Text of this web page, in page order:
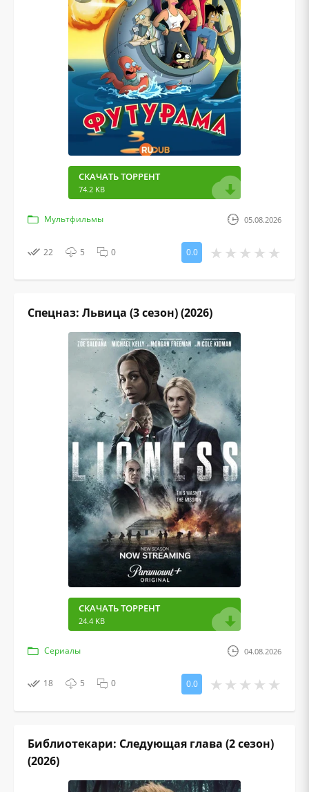
СКАЧАТЬ ТОРРЕНТ
74.2 KB
Мультфильмы 05.08.2026
22 5 0 0.0
Спецназ: Львица (3 сезон) (2026)
СКАЧАТЬ ТОРРЕНТ
24.4 KB
Сериалы 04.08.2026
18 5 0 0.0
Библиотекари: Следующая глава (2 сезон)
(2026)